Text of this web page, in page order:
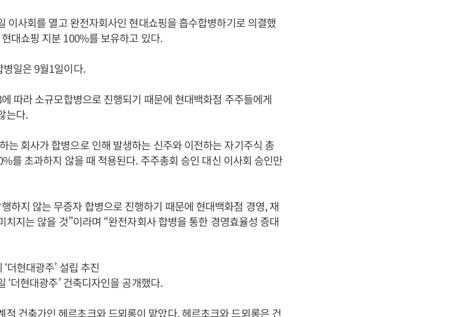
이사회를 열고 완전자회사인 현대쇼핑을 흡수합병하기로 의결했
대쇼핑 지분 100%를 보유하고 있다.
일은 9월1일이다.
따라 소규모합병으로 진행되기 때문에 현대백화점 주주들에게
는다.
는 회사가 합병으로 인해 발생하는 신주와 이전하는 자기주식 총
를 초과하지 않을 때 적용된다. 주주총회 승인 대신 이사회 승인만
하지 않는 무증자 합병으로 진행하기 때문에 현대백화점 경영, 재
치지는 않을 것”이라며 “완전자회사 합병을 통한 경영효율성 증대
더현대광주’ 설립 추진
‘더현대광주’ 건축디자인을 공개했다.
적 건축가인 헤르초크와 드뫼롱이 맡았다. 헤르초크와 드뫼롱은 건